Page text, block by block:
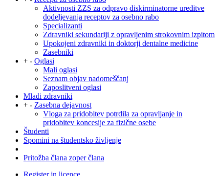
Aktivnosti ZZS za odpravo diskirminatorne ureditve
dodeljevanja receptov za osebno rabo
Specializanti
Zdravniki sekundariji z opravljenim strokovnim izpitom
Upokojeni zdravniki in doktorji dentalne medicine
Zasebniki
+ - Oglasi
Mali oglasi
Seznam objav nadomeščanj
Zaposlitveni oglasi
Mladi zdravniki
+ - Zasebna dejavnost
Vloga za pridobitev potrdila za opravljanje in
pridobitev koncesije za fizične osebe
Študenti
Spomini na študentsko življenje
Pritožba člana zoper člana
Register in licence